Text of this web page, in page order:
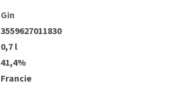
Gin
3559627011830
0,7 l
41,4%
Francie